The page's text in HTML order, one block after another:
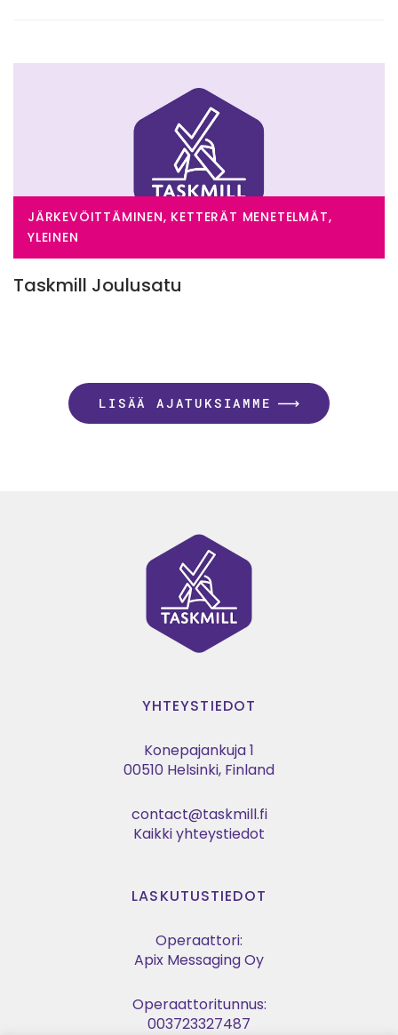
JÄRKEVÖITTÄMINEN, KETTERÄT MENETELMÄT,
YLEINEN
Taskmill Joulusatu
LISÄÄ AJATUKSIAMME
YHTEYSTIEDOT
Konepajankuja 1
00510 Helsinki, Finland
contact@taskmill.fi
Kaikki yhteystiedot
LASKUTUSTIEDOT
Operaattori:
Apix Messaging Oy
Operaattoritunnus:
003723327487